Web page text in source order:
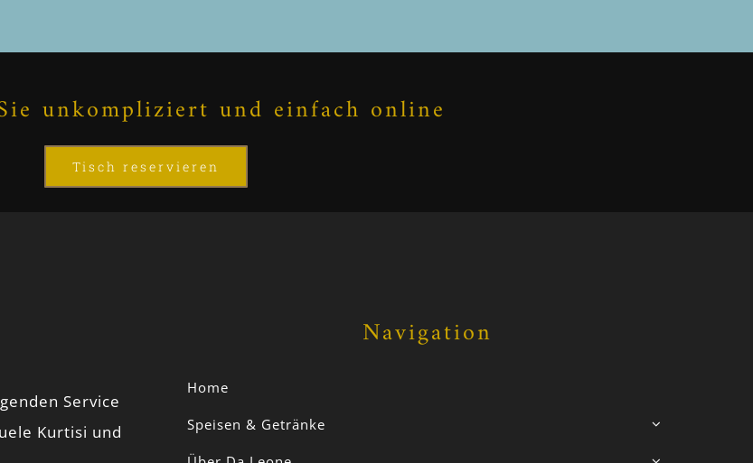
unkompliziert und einfach online
Tisch reservieren
Service
Kurtisi und
Navigation
Home
Speisen & Getränke